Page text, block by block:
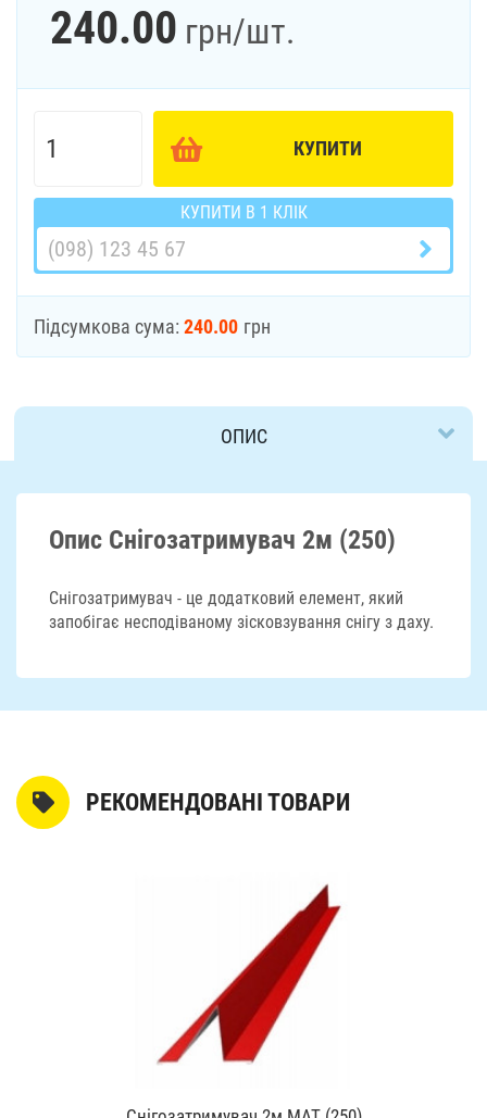
240.00 грн/шт.
КУПИТИ
КУПИТИ В 1 КЛІК
Підсумкова сума: 240.00 грн
ОПИС
ДОСТАВКА
Опис Снігозатримувач 2м (250)
Снігозатримувач - це додатковий елемент, який
запобігає несподіваному зісковзування снігу з даху.
РЕКОМЕНДОВАНІ ТОВАРИ